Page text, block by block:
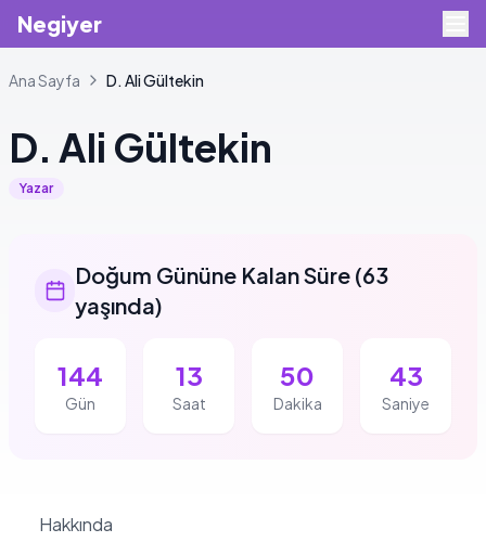
Negiyer
Ana Sayfa D. Ali Gültekin
D. Ali Gültekin
Yazar
Doğum Gününe Kalan Süre (63
yaşında)
144
Gün
13
Saat
50
Dakika
42
Saniye
Hakkında